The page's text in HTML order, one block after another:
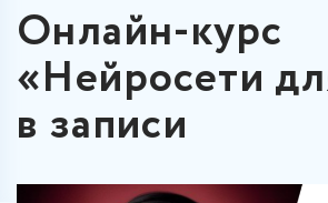
Онлайн-курс
«Нейросети
в записи